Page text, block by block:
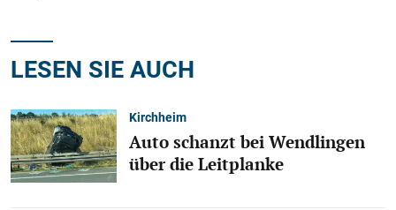
LESEN SIE AUCH
Kirchheim
Auto schanzt bei Wendlingen
über die Leitplanke